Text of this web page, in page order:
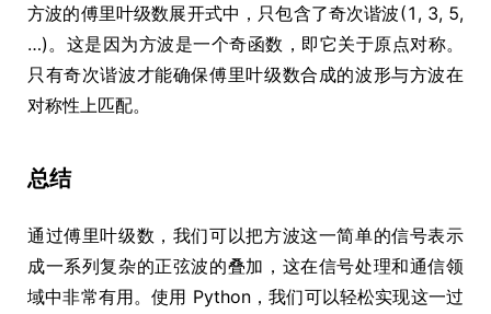
方波的傅里叶级数展开式中，只包含了奇次谐波(1, 3, 5,
…)。这是因为方波是一个奇函数，即它关于原点对称。
只有奇次谐波才能确保傅里叶级数合成的波形与方波在
对称性上匹配。
总结
通过傅里叶级数，我们可以把方波这一简单的信号表示
成一系列复杂的正弦波的叠加，这在信号处理和通信领
域中非常有用。使用 Python，我们可以轻松实现这一过